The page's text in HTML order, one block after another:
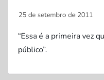
“Essa é a primeira vez
público”.